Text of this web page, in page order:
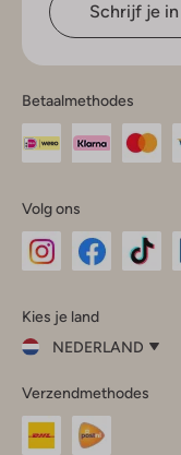
Schrijf je in
Betaalmethodes
Volg ons
InstagramFacebook
Kies je land
NEDERLAND
je
land
Nederland
Verzendmethodes